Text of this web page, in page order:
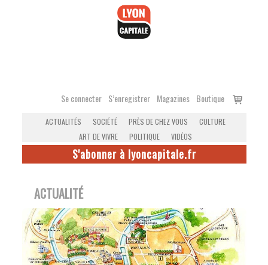
Se connecter S’enregistrer Magazines Boutique
Voir
ACTUALITÉS SOCIÉTÉ PRÈS DE CHEZ VOUS
CULTURE
ART DE VIVRE
POLITIQUE VIDÉOS
S'abonner à lyoncapitale.fr
ACTUALITÉ